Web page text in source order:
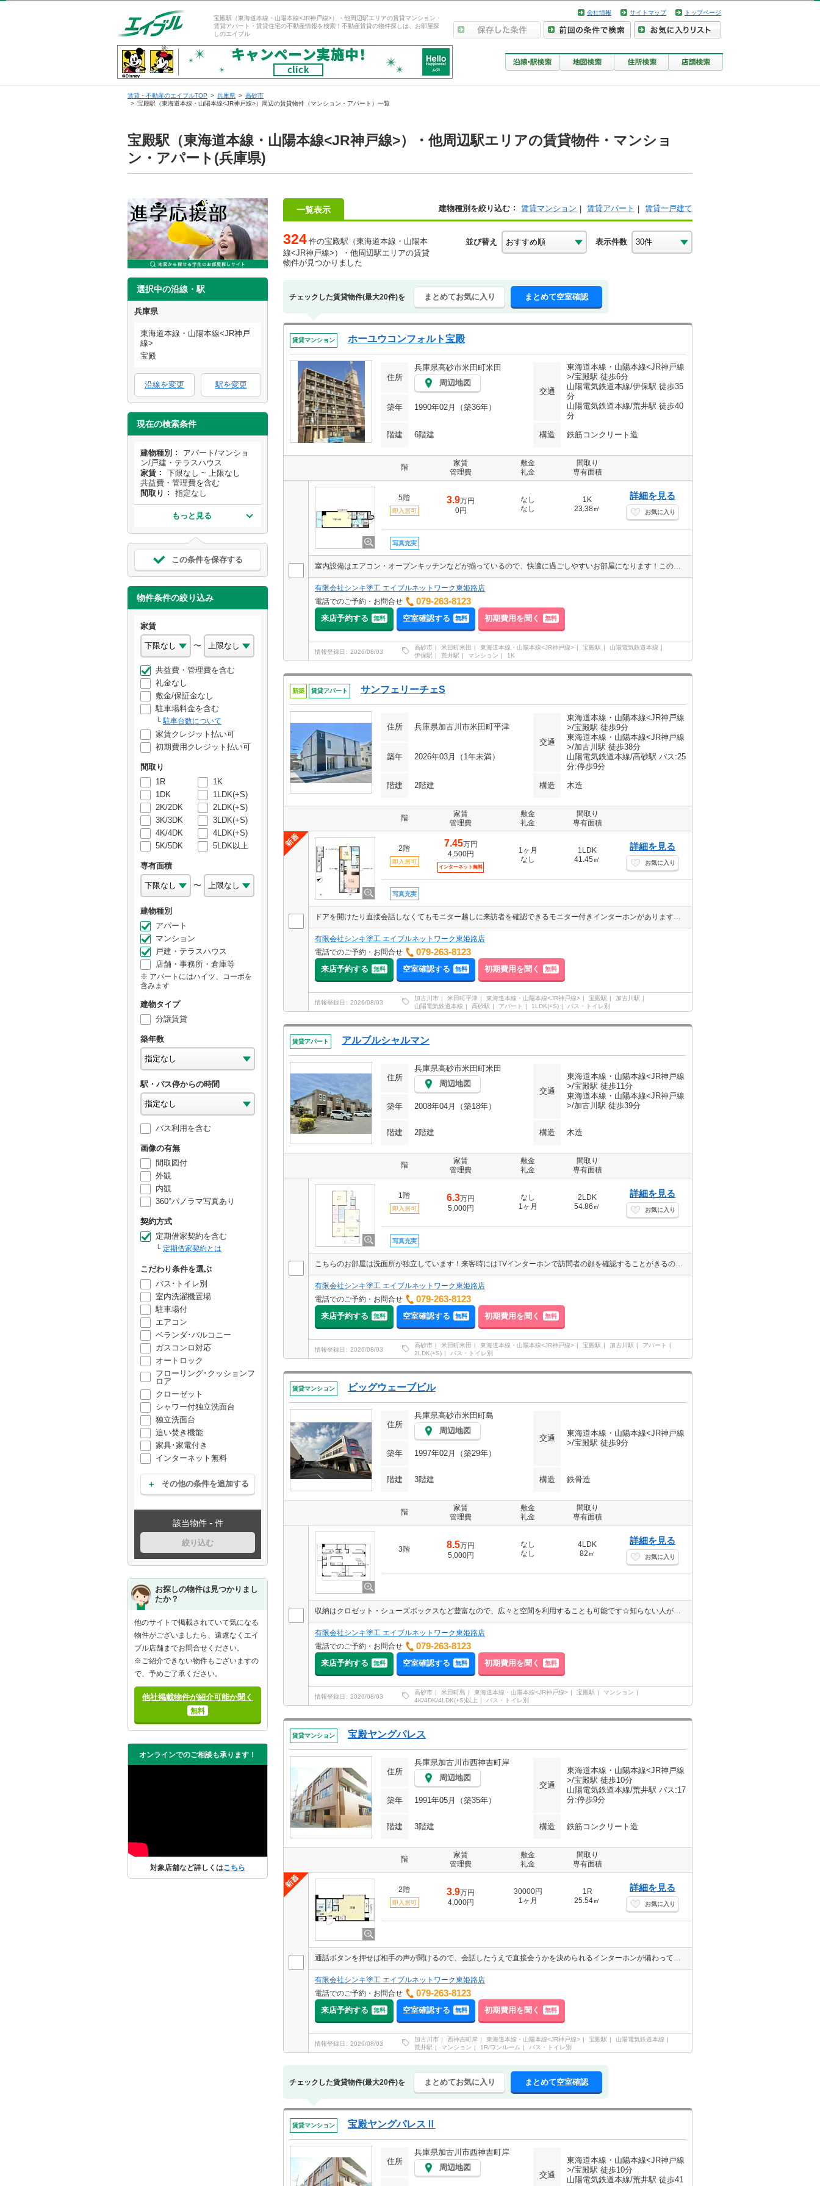
宝殿駅（東海道本線・山陽本線<JR神戸線>）・他周辺駅エリアの賃貸マンション・
賃貸アパート・賃貸住宅の不動産情報を検索！不動産賃貸の物件探しは、お部屋探
しのエイブル
会社情報 サイトマップ トップページ
賃貸・不動産のエイブルTOP 兵庫県
高砂市
宝殿駅（東海道本線・山陽本線<JR神戸線>）周辺の賃貸物件（マンション・アパート）一覧
宝殿駅（東海道本線・山陽本線<JR神戸線>）・他周辺駅エリアの賃貸物件・マンショ
ン・アパート(兵庫県)
選択中の沿線・駅
兵庫県
東海道本線・山陽本線<JR神戸
線>
宝殿
沿線を変更 駅を変更
現在の検索条件
建物種別
アパート/マンショ
ン/戸建・テラスハウス
家賃
下限なし ~ 上限なし
共益費・管理費を含む
間取り
指定なし
もっと見る
この条件を保存する
物件条件の絞り込み
家賃
〜
共益費・管理費を含む
礼金なし
敷金/保証金なし
駐車場料金を含む
駐車台数について
家賃クレジット払い可
初期費用クレジット払い可
間取り
1R
1K
1DK
1LDK(+S)
2K/2DK
2LDK(+S)
3K/3DK
3LDK(+S)
4K/4DK
4LDK(+S)
5K/5DK
5LDK以上
専有面積
〜
建物種別
アパート
マンション
戸建・テラスハウス
店舗・事務所・倉庫等
アパートにはハイツ、コーポを
含みます
建物タイプ
分譲賃貸
築年数
駅・バス停からの時間
バス利用を含む
画像の有無
間取図付
外観
内観
360°パノラマ写真あり
契約方式
定期借家契約を含む
定期借家契約とは
こだわり条件を選ぶ
バス･トイレ別
室内洗濯機置場
駐車場付
エアコン
ベランダ･バルコニー
ガスコンロ対応
オートロック
フローリング･クッションフ
ロア
クローゼット
シャワー付独立洗面台
独立洗面台
追い焚き機能
家具･家電付き
インターネット無料
その他の条件を追加する
該当物件 - 件
絞り込む
お探しの物件は見つかりまし
たか？
他のサイトで掲載されていて気になる
物件がございましたら、遠慮なくエイ
ブル店舗までお問合せください。
※ご紹介できない物件もございますの
で、予めご了承ください。
他社掲載物件が紹介可能か聞く
無料
オンラインでのご相談も承ります！
対象店舗など詳しくはこちら
一覧表示 建物種別を絞り込む 賃貸マンション 賃貸アパート 賃貸一戸建て
324 件の宝殿駅（東海道本線・山陽本
線<JR神戸線>）・他周辺駅エリアの賃貸
物件が見つかりました
並び替え 表示件数
チェックした賃貸物件(最大20件)を まとめてお気に入り まとめて空室確認
賃貸マンション ホーユウコンフォルト宝殿
住所
兵庫県高砂市米田町米田
周辺地図
交通
東海道本線・山陽本線<JR神戸線
>/宝殿駅 徒歩6分
山陽電気鉄道本線/伊保駅 徒歩35
分
山陽電気鉄道本線/荒井駅 徒歩40
分
築年 1990年02月（築36年）
階建 6階建 構造 鉄筋コンクリート造
階
家賃
管理費
敷金
礼金
間取り
専有面積
5階
即入居可
3.9万円
0円
なし
なし
1K
23.38㎡
詳細を見る
お気に入り
写真充実
室内設備はエアコン・オープンキッチンなどが揃っているので、快適に過ごしやすいお部屋になります！このマンションはバルコニー付きで、用途に合わせて活用できます！多くの方にご好評をいただいている、清潔感のある賃貸物件です！単身者限定の物件です！初めての一人暮らしの方にぜひ！クローゼット付きのマンションです！
有限会社シンキ塗工 エイブルネットワーク東姫路店
電話でのご予約・お問合せ
079-263-8123
来店予約する 無料 空室確認する 無料 初期費用を聞く 無料
情報登録日 2026/08/03
高砂市 米田町米田 東海道本線・山陽本線<JR神戸線> 宝殿駅
山陽電気鉄道本線
伊保駅
荒井駅 マンション 1K
新築 賃貸アパート サンフェリーチェS
住所
兵庫県加古川市米田町平津
交通
東海道本線・山陽本線<JR神戸線
>/宝殿駅 徒歩9分
東海道本線・山陽本線<JR神戸線
>/加古川駅 徒歩38分
山陽電気鉄道本線/高砂駅 バス:25
分:停歩9分
築年 2026年03月（1年未満）
階建 2階建 構造 木造
階
家賃
管理費
敷金
礼金
間取り
専有面積
2階
即入居可
7.45万円
4,500円
インターネット無料
1ヶ月
なし
1LDK
41.45㎡
詳細を見る
お気に入り
写真充実
ドアを開けたり直接会話しなくてもモニター越しに来訪者を確認できるモニター付きインターホンがあります◎宅配ボックスがあれば就寝中やリモートワークなど自宅にいても手が離せないときに、再配達の手間なしに荷物を受け取れます◎室内設備は浴室乾燥機・洗面所独立などが揃っているので、快適に過ごしやすいお部屋になります◎
有限会社シンキ塗工 エイブルネットワーク東姫路店
電話でのご予約・お問合せ
079-263-8123
来店予約する 無料 空室確認する 無料 初期費用を聞く 無料
情報登録日 2026/08/03
加古川市 米田町平津 東海道本線・山陽本線<JR神戸線> 宝殿駅
加古川駅
山陽電気鉄道本線
高砂駅 アパート 1LDK(+S) バス・トイレ別
賃貸アパート アルブルシャルマン
住所
兵庫県高砂市米田町米田
周辺地図
交通
東海道本線・山陽本線<JR神戸線
>/宝殿駅 徒歩11分
東海道本線・山陽本線<JR神戸線
>/加古川駅 徒歩39分
築年 2008年04月（築18年）
階建 2階建 構造 木造
階
家賃
管理費
敷金
礼金
間取り
専有面積
1階
即入居可
6.3万円
5,000円
なし
1ヶ月
2LDK
54.86㎡
詳細を見る
お気に入り
写真充実
こちらのお部屋は洗面所が独立しています！来客時にはTVインターホンで訪問者の顔を確認することがきるので安心感があります！収納はシューズボックス・ウォークインクロゼットなどが備え付けられているので、衣類や日用品の収納に重宝します！駐車スペースの月額ご請求額は、￥5500です！
有限会社シンキ塗工 エイブルネットワーク東姫路店
電話でのご予約・お問合せ
079-263-8123
来店予約する 無料 空室確認する 無料 初期費用を聞く 無料
情報登録日 2026/08/03
高砂市 米田町米田 東海道本線・山陽本線<JR神戸線> 宝殿駅 加古川駅
アパート
2LDK(+S)
バス・トイレ別
賃貸マンション ビッグウェーブビル
住所
兵庫県高砂市米田町島
周辺地図
交通
東海道本線・山陽本線<JR神戸線
>/宝殿駅 徒歩9分
築年
1997年02月（築29年）
階建 3階建 構造 鉄骨造
階
家賃
管理費
敷金
礼金
間取り
専有面積
3階 8.5万円
5,000円
なし
なし
4LDK
82㎡
詳細を見る
お気に入り
収納はクロゼット・シューズボックスなど豊富なので、広々と空間を利用することも可能です☆知らない人が来た時でも玄関を開けずに顔を確認できるTVインターホンが付いております☆独立洗面台が付いているので、歯ブラシやドライヤーなどをまとめて収納できます☆フローリングが魅力的な、木の温かみのあるマンションです☆
有限会社シンキ塗工 エイブルネットワーク東姫路店
電話でのご予約・お問合せ
079-263-8123
来店予約する 無料 空室確認する 無料 初期費用を聞く 無料
情報登録日 2026/08/03
高砂市 米田町島 東海道本線・山陽本線<JR神戸線> 宝殿駅
マンション
4K/4DK/4LDK(+S)以上
バス・トイレ別
賃貸マンション 宝殿ヤングパレス
住所
兵庫県加古川市西神吉町岸
周辺地図
交通
東海道本線・山陽本線<JR神戸線
>/宝殿駅 徒歩10分
山陽電気鉄道本線/荒井駅 バス:17
分:停歩9分
築年 1991年05月（築35年）
階建 3階建 構造 鉄筋コンクリート造
階
家賃
管理費
敷金
礼金
間取り
専有面積
2階
即入居可
3.9万円
4,000円
30000円
1ヶ月
1R
25.54㎡
詳細を見る
お気に入り
通話ボタンを押せば相手の声が聞けるので、会話したうえで直接会うかを決められるインターホンが備わっております♪室内設備はエアコン・ロフトなど大変充実♪ワンルームは、一人暮らしの方からのニーズがあります♪手軽に掃除ができるフローリングのマンションです♪新しい日々を送るにふさわしい、きれいな室内です♪
有限会社シンキ塗工 エイブルネットワーク東姫路店
電話でのご予約・お問合せ
079-263-8123
来店予約する 無料 空室確認する 無料 初期費用を聞く 無料
情報登録日 2026/08/03
加古川市 西神吉町岸 東海道本線・山陽本線<JR神戸線> 宝殿駅
山陽電気鉄道本線
荒井駅
マンション 1R/ワンルーム バス・トイレ別
チェックした賃貸物件(最大20件)を まとめてお気に入り まとめて空室確認
賃貸マンション 宝殿ヤングパレスⅡ
住所
兵庫県加古川市西神吉町岸
周辺地図
交通
東海道本線・山陽本線<JR神戸線
>/宝殿駅 徒歩10分
山陽電気鉄道本線/荒井駅 徒歩41